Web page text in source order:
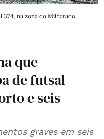
374, na zona do Milharado,
que
de futsal
e seis
graves em seis